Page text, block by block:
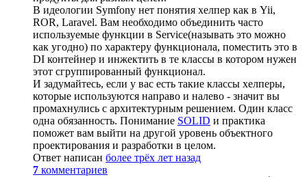
В идеологии Symfony нет понятия хелпер как в Yii,
ROR, Laravel. Вам необходимо объединить часто
используемые функции в Service(называть это можно
как угодно) по характеру функционала, поместить это в
DI контейнер и инжектить в те классы в котором нужен
этот сгруппированный функционал.
И задумайтесь, если у вас есть такие классы хелперы,
которые используются направо и налево - значит вы
промахнулись с архитектурным решением. Один класс
одна обязанность. Понимание SOLID и практика
поможет вам выйти на другой уровень объектного
проектирования и разработки в целом.
Ответ написан более трёх лет назад
7 комментариев